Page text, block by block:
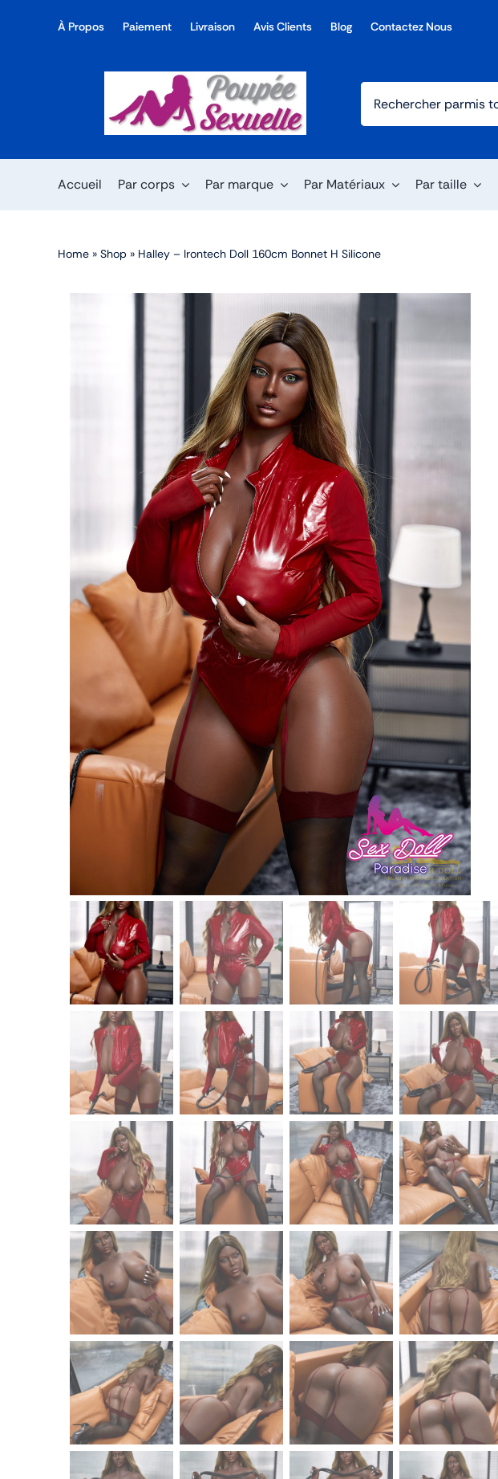
À Propos Paiement Livraison Avis Clients Blog Contactez Nous
Accueil Par corps Par marque Par Matériaux Par taille
Home » Shop » Halley – Irontech Doll 160cm Bonnet H Silicone